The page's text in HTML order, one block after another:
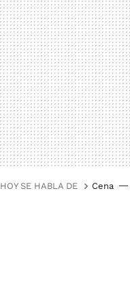
HOY SE HABLA DE Cena